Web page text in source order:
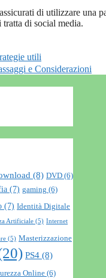
di utilizzare
di social media.
utili
e Considerazioni
(8) DVD (6)
(7) gaming (6)
(7) Identità Digitale
Artificiale (5) Internet
(5) Masterizzazione
PS4 (8)
Online (6)